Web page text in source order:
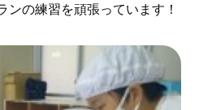
ンの練習を頑張っています！